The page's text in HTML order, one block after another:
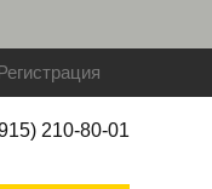
210-80-01